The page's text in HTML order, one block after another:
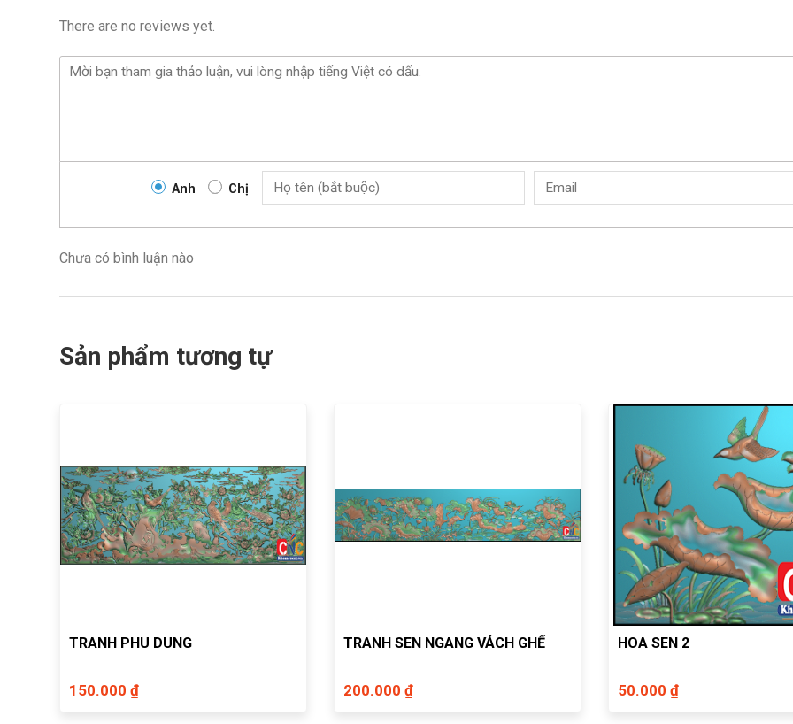
There are no reviews yet.
Anh Chị
Chưa có bình luận nào
Sản phẩm tương tự
TRANH PHU DUNG
150.000 ₫
TRANH SEN NGANG VÁCH GHẾ
200.000 ₫
HOA SEN 2
50.000 ₫